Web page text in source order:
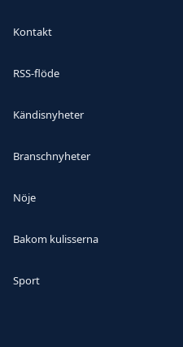
Kontakt
RSS-flöde
Kändisnyheter
Branschnyheter
Nöje
Bakom kulisserna
Sport